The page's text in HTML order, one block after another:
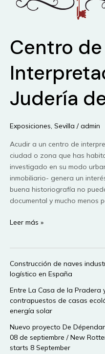
to
It?
Centro de
Judería
Exposiciones Sevilla /admin
Acudir a un centro de
ciudad o zona que has
investigado en su modo
inmobiliario- genera un
buena historiografía no
documental y mucho menos
Centro
la
Judería
de
Sevilla
Leer más »
Construcción de naves
logístico en España
Entre La Casa de la Pradera
contrapuestos de casas
energía solar
Nuevo proyecto De
08 de septiembre / New
starts 8 September